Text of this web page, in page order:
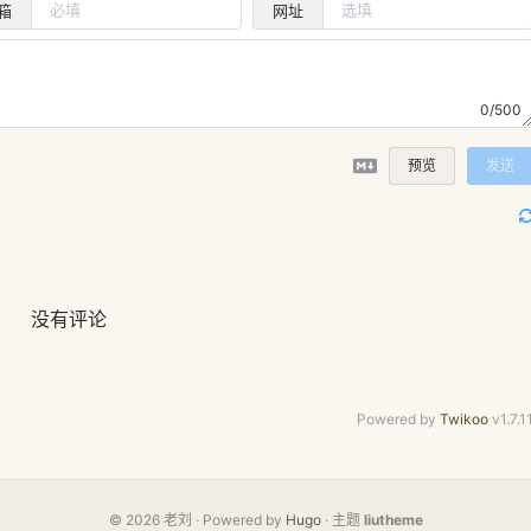
网址
0/500
预览 发送
没有评论
Powered by Twikoo
© 2026 老刘 · Powered by Hugo· 主题 liutheme